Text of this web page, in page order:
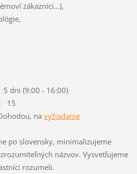
zákazníci...),
(9:00 - 16:00)
15
na vyžiadanie
po slovensky, minimalizujeme
názvov. Vysvetľujeme
rozumeli.